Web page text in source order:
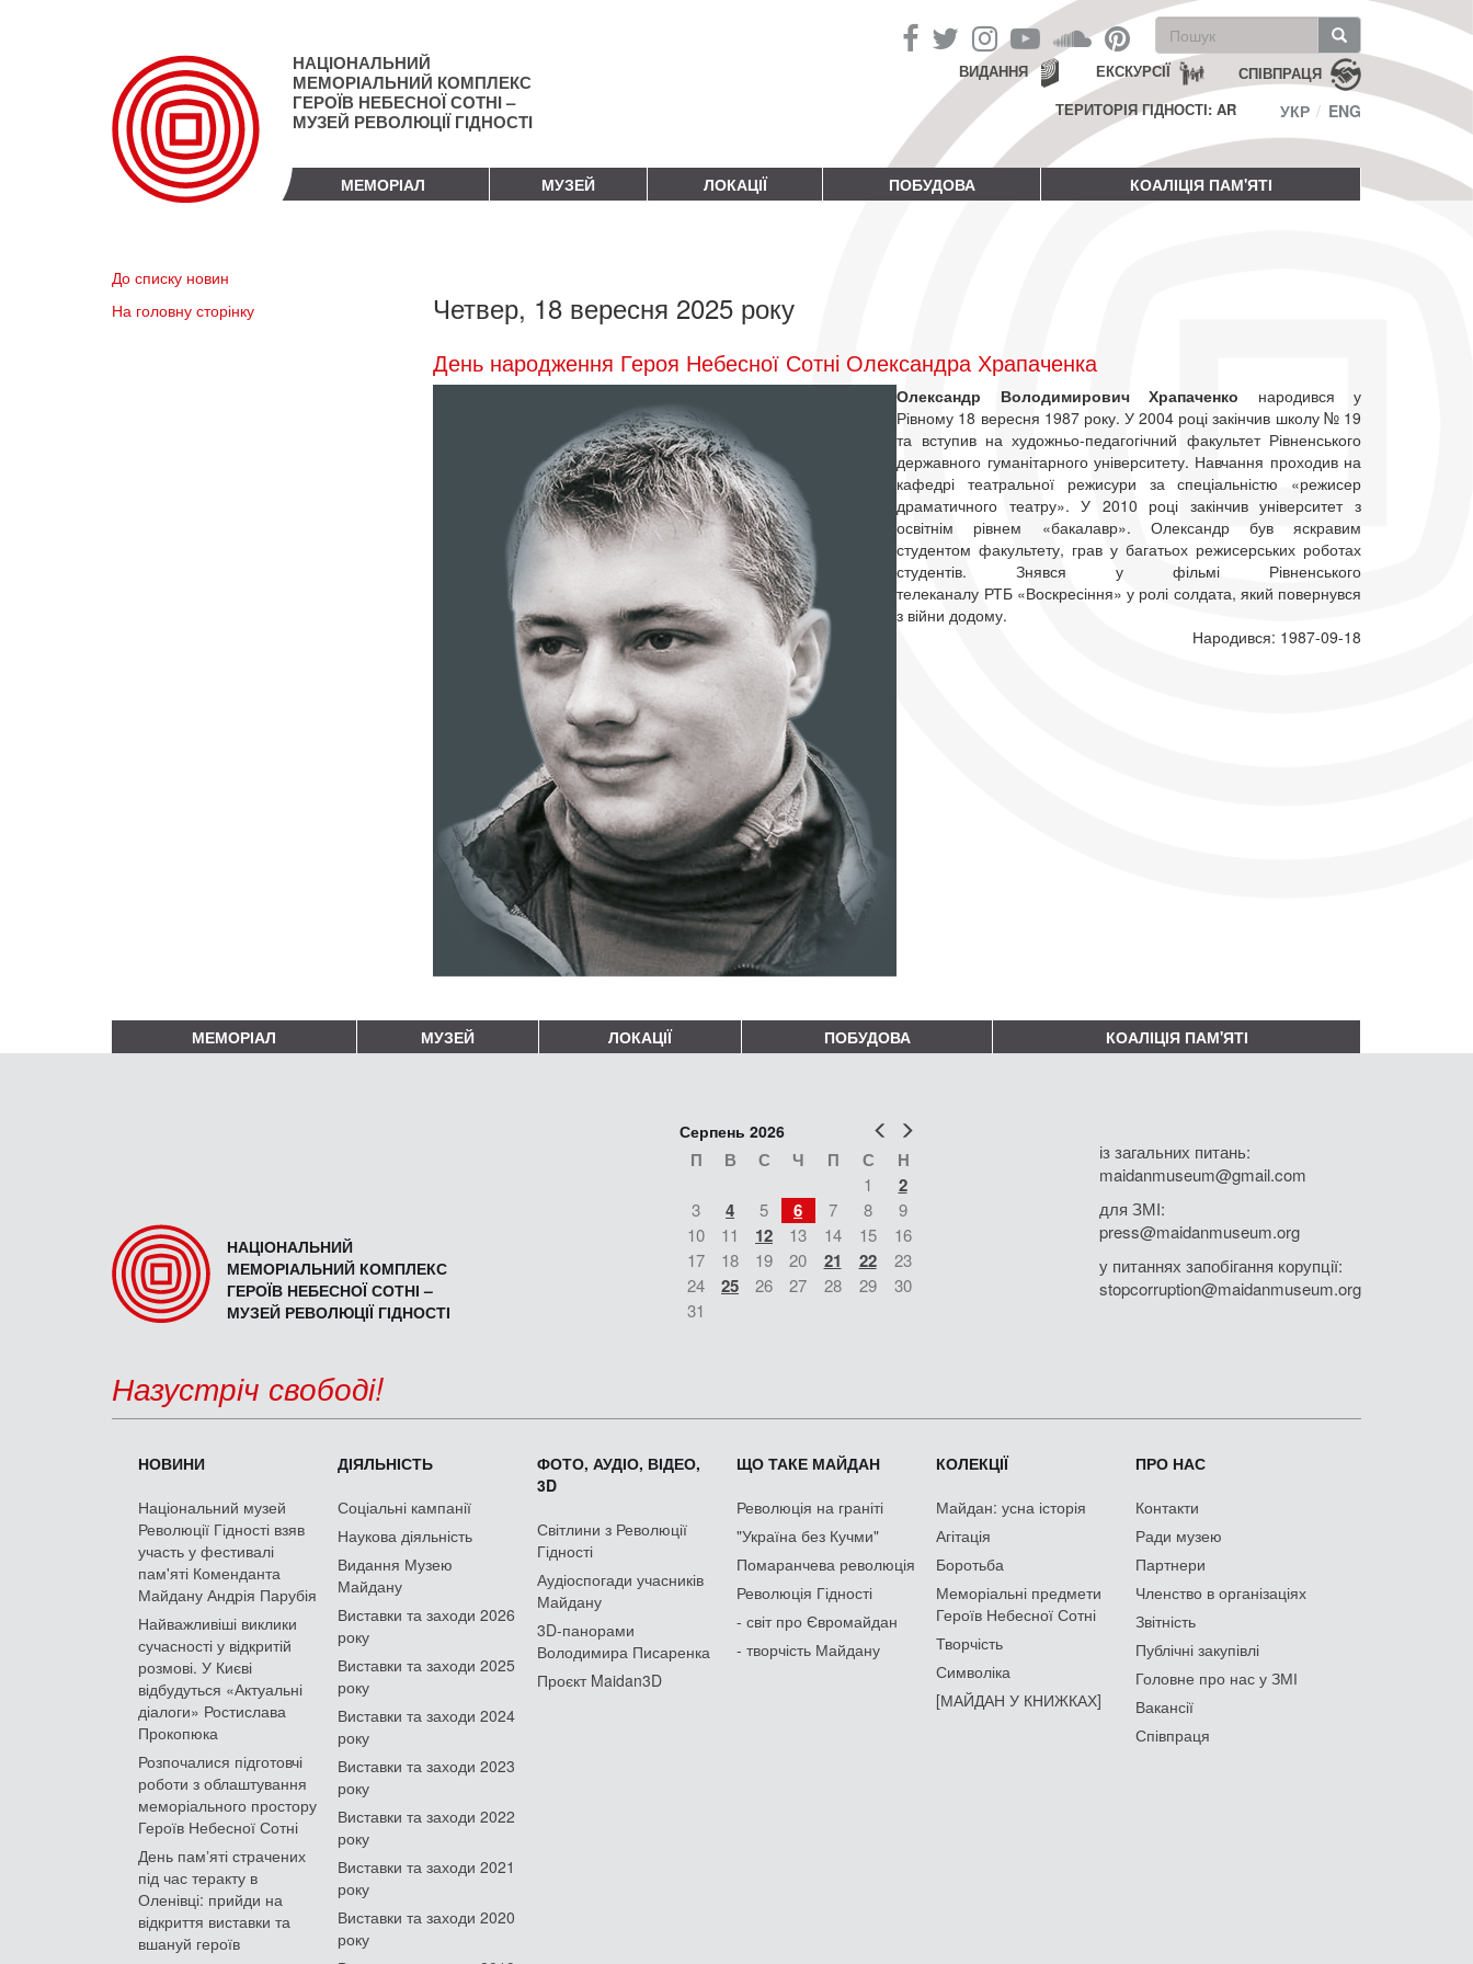
НАЦІОНАЛЬНИЙ
МЕМОРІАЛЬНИЙ КОМПЛЕКС
ГЕРОЇВ НЕБЕСНОЇ СОТНІ –
МУЗЕЙ РЕВОЛЮЦІЇ ГІДНОСТІ
Пошукова
форма
Пошук СПІВПРАЦЯ
ЕКСКУРСІЇ
ВИДАННЯ
ТЕРИТОРІЯ ГІДНОСТІ: AR
УКР ENG
МЕМОРІАЛ МУЗЕЙ ЛОКАЦІЇ ПОБУДОВА КОАЛІЦІЯ ПАМ'ЯТІ
До списку новин
На головну сторінку
Четвер, 18 вересня 2025 року
День народження Героя Небесної Сотні Олександра Храпаченка
Олександр Володимирович Храпаченко народився у
Рівному 18 вересня 1987 року. У 2004 році закінчив школу № 19
та вступив на художньо-педагогічний факультет Рівненського
державного гуманітарного університету. Навчання проходив на
кафедрі театральної режисури за спеціальністю «режисер
драматичного театру». У 2010 році закінчив університет з
освітнім рівнем «бакалавр». Олександр був яскравим
студентом факультету, грав у багатьох режисерських роботах
студентів. Знявся у фільмі Рівненського
телеканалу РТБ «Воскресіння» у ролі солдата, який повернувся
з війни додому.
Народився: 1987-09-18
МЕМОРІАЛ МУЗЕЙ ЛОКАЦІЇ ПОБУДОВА КОАЛІЦІЯ ПАМ'ЯТІ
НАЦІОНАЛЬНИЙ
МЕМОРІАЛЬНИЙ КОМПЛЕКС
ГЕРОЇВ НЕБЕСНОЇ СОТНІ –
МУЗЕЙ РЕВОЛЮЦІЇ ГІДНОСТІ
Попер
Серпень 2026
П В С Ч П С Н
1 2
3 4 5 6 7 8
9
10
11 12 13 14 15
16
17
18 19 20 21 22
23
24
25 26 27 28 29
30
31
із загальних питань:
maidanmuseum@gmail.com
для ЗМІ:
press@maidanmuseum.org
у питаннях запобігання корупції:
stopcorruption@maidanmuseum.org
Назустріч свободі!
НОВИНИ
Національний музей
Революції Гідності взяв
участь у фестивалі
пам'яті Коменданта
Майдану Андрія Парубія
Найважливіші виклики
сучасності у відкритій
розмові. У Києві
відбудуться «Актуальні
діалоги» Ростислава
Прокопюка
Розпочалися підготовчі
роботи з облаштування
меморіального простору
Героїв Небесної Сотні
День памʼяті страчених
під час теракту в
Оленівці: прийди на
відкриття виставки та
вшануй героїв
ДІЯЛЬНІСТЬ
Соціальні кампанії
Наукова діяльність
Видання Музею
Майдану
Виставки та заходи 2026
року
Виставки та заходи 2025
року
Виставки та заходи 2024
року
Виставки та заходи 2023
року
Виставки та заходи 2022
року
Виставки та заходи 2021
року
Виставки та заходи 2020
року
ФОТО, АУДІО, ВІДЕО,
3D
Світлини з Революції
Гідності
Аудіоспогади учасників
Майдану
3D-панорами
Володимира Писаренка
Проєкт Maidan3D
ЩО ТАКЕ МАЙДАН
Революція на граніті
"Україна без Кучми"
Помаранчева революція
Революція Гідності
- світ про Євромайдан
- творчість Майдану
КОЛЕКЦІЇ
Майдан: усна історія
Агітація
Боротьба
Меморіальні предмети
Героїв Небесної Сотні
Творчість
Символіка
[МАЙДАН У КНИЖКАХ]
ПРО НАС
Контакти
Ради музею
Партнери
Членство в організаціях
Звітність
Публічні закупівлі
Головне про нас у ЗМІ
Вакансії
Співпраця